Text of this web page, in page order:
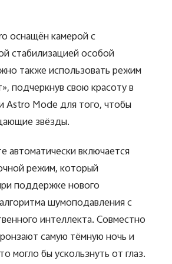
оснащён камерой с
стабилизацией особой
также использовать режим
подчеркнув свою красоту в
Astro Mode для того, чтобы
звёзды.
автоматически включается
режим, который
поддержке нового
шумоподавления с
интеллекта. Совместно
самую тёмную ночь и
могло бы ускользнуть от глаз.